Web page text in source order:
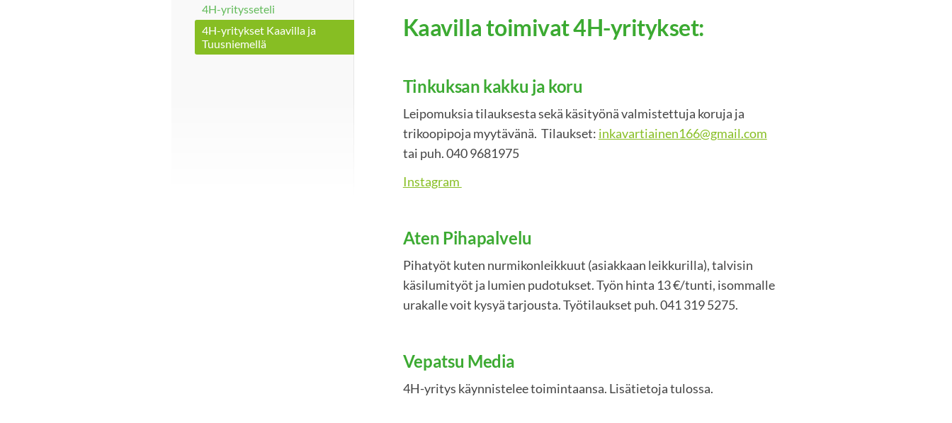
4H-yritysseteli
4H-yritykset Kaavilla ja
Tuusniemellä
Kaavilla toimivat 4H-yritykset:
Tinkuksan kakku ja koru
Leipomuksia tilauksesta sekä käsityönä valmistettuja koruja ja
trikoopipoja myytävänä. Tilaukset: inkavartiainen166@gmail.com
tai puh. 040 9681975
Instagram
Aten Pihapalvelu
Pihatyöt kuten nurmikonleikkuut (asiakkaan leikkurilla), talvisin
käsilumityöt ja lumien pudotukset. Työn hinta 13 €/tunti, isommalle
urakalle voit kysyä tarjousta. Työtilaukset puh. 041 319 5275.
Vepatsu Media
4H-yritys käynnistelee toimintaansa. Lisätietoja tulossa.